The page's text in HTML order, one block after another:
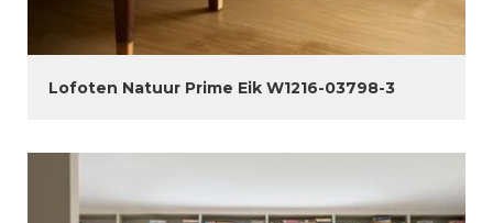
Lofoten Natuur Prime Eik W1216-03798-3